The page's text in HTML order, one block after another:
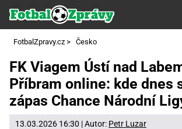
FotbalZpravy.cz > Česko
FK Viagem Ústí nad
Příbram online: kde dnes
zápas Chance Národní
13.03.2026 16:30 | Autor: Petr Luzar